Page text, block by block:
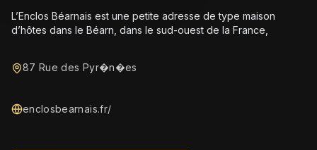
L’Enclos Béarnais est une petite adresse de type maison
d’hôtes dans le Béarn, dans le sud-ouest de la France,
87 Rue des Pyr�n�es
enclosbearnais.fr/